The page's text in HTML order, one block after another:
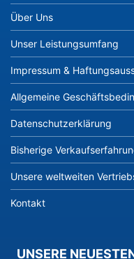
Über Uns
Unser Leistungsumfang
Impressum &
Allgemeine
Datenschutzerklärung
Bisherige
Unsere weltweiten
Kontakt
UNSERE